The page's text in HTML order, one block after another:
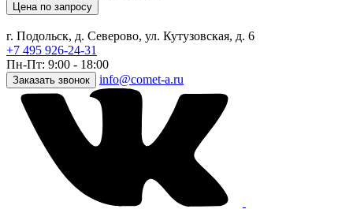
Цена по запросу
г. Подольск, д. Северово, ул. Кутузовская, д. 6
+7 495 926-24-31
Пн-Пт: 9:00 - 18:00
Заказать звонок info@comet-a.ru